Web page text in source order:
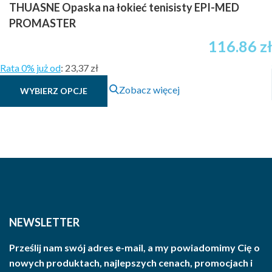
THUASNE Opaska na łokieć tenisisty EPI-MED
PROMASTER
116.86 zł
Rata 0% już od: 23,37 zł
WYBIERZ OPCJE
Ten
produkt
Opcje
Zobacz więcej
NEWSLETTER
Prześlij nam swój adres e-mail, a my powiadomimy Cię o
nowych produktach, najlepszych cenach, promocjach i